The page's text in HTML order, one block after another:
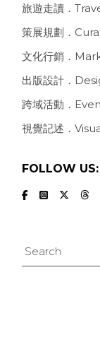
旅遊走讀．
策展規劃．
文化行銷．
出版設計．
跨域活動．
視覺記述．
FOLLOW US:
Search